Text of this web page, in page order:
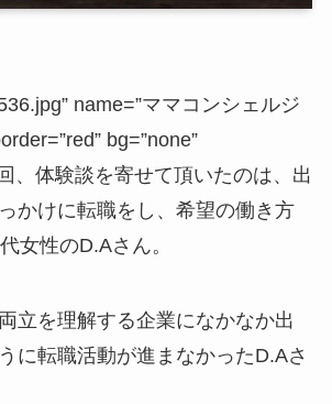
name=”ママコンシェルジ
bg=”none”
、体験談を寄せて頂いたのは、出
かけに転職をし、希望の働き方
女性のD.Aさん。
立を理解する企業になかなか出
に転職活動が進まなかったD.Aさ